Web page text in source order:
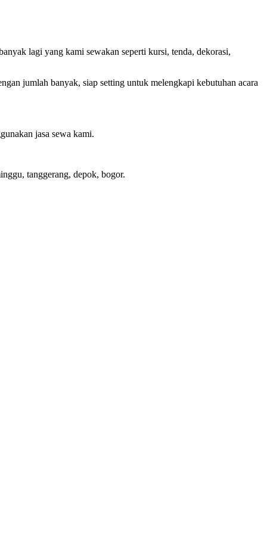
lagi yang kami sewakan seperti kursi, tenda, dekorasi,
jumlah banyak, siap setting untuk melengkapi kebutuhan acara
jasa sewa kami.
tanggerang, depok, bogor.